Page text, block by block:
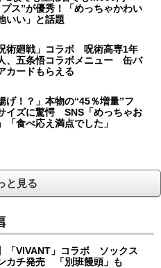
ス”が優秀！「めっちゃかわい
いい」と話題
術廻戦」コラボ 呪術高専1年
、五条悟コラボメニュー 缶バ
カードもらえる
げ！？」本物の“45％増量”フ
イズに驚愕 SNS「めっちゃお
「食べ応え満点でした」
と見る
「VIVANT」コラボ ソックス
カチ発売 「別班饅頭」も